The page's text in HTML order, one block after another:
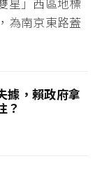
為南京東路蓋
據，賴政府拿
？